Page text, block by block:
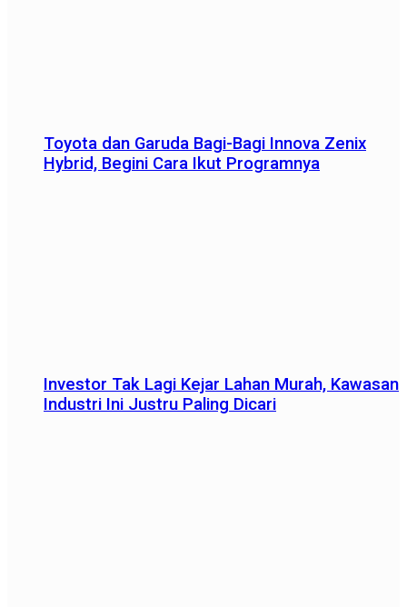
Toyota dan Garuda Bagi-Bagi Innova Zenix
Hybrid, Begini Cara Ikut Programnya
Investor Tak Lagi Kejar Lahan Murah, Kawasan
Industri Ini Justru Paling Dicari